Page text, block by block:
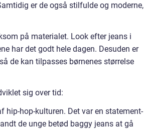
er de også stilfulde og moderne,
på materialet. Look efter jeans i
har det godt hele dagen. Desuden er
de kan tilpasses børnenes størrelse
sig over tid:
hip-hop-kulturen. Det var en statement-
de unge betød baggy jeans at gå